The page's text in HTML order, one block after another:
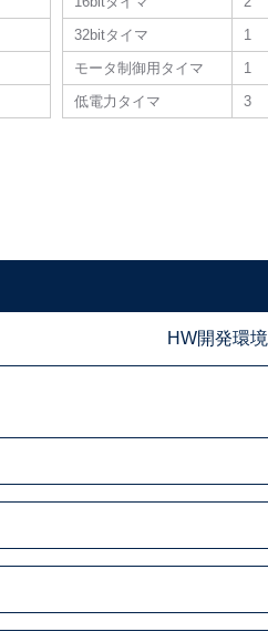
32bitタイマ
1
モータ制御用タイマ
1
低電力タイマ
3
HW開発環境